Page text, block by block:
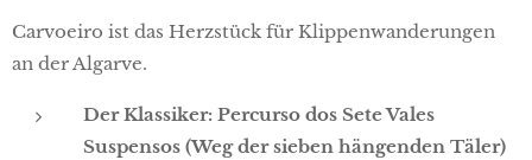
Carvoeiro ist das Herzstück für Klippenwanderungen
an der Algarve.
Der Klassiker: Percurso dos Sete Vales
Suspensos (Weg der sieben hängenden Täler)